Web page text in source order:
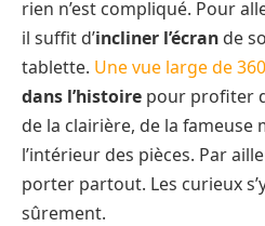
rien n’est compliqué. Pour
il suffit d’incliner l’écran de
tablette. Une vue large de
dans l’histoire pour profiter
de la clairière, de la fameuse
l’intérieur des pièces. Par
porter partout. Les curieux
sûrement.